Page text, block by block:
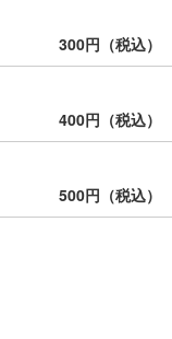
300円（税込）
400円（税込）
500円（税込）